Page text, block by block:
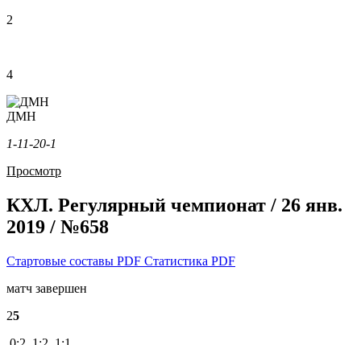
2
4
ДМН
1-11-20-1
Просмотр
КХЛ. Регулярный чемпионат / 26 янв.
2019 / №658
Стартовые составы PDF Статистика PDF
матч завершен
25